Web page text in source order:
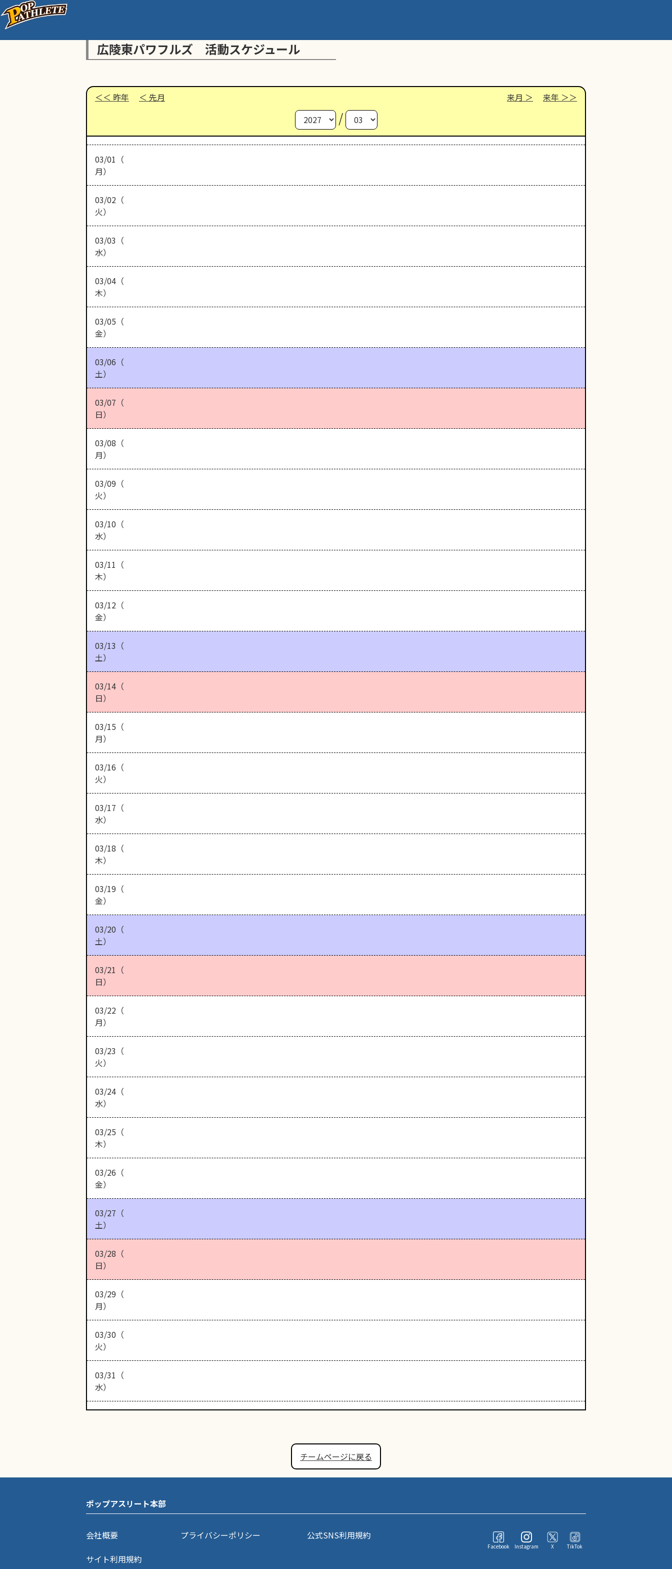
広陵東パワフルズ 活動スケジュール
昨年 先月 来月 来年
/
03/01（
月）
03/02（
火）
03/03（
水）
03/04（
木）
03/05（
金）
03/06（
土）
03/07（
日）
03/08（
月）
03/09（
火）
03/10（
水）
03/11（
木）
03/12（
金）
03/13（
土）
03/14（
日）
03/15（
月）
03/16（
火）
03/17（
水）
03/18（
木）
03/19（
金）
03/20（
土）
03/21（
日）
03/22（
月）
03/23（
火）
03/24（
水）
03/25（
木）
03/26（
金）
03/27（
土）
03/28（
日）
03/29（
月）
03/30（
火）
03/31（
水）
チームページに戻る
ポップアスリート本部
会社概要 プライバシーポリシー
公式SNS利用規約
サイト利用規約
Facebook Instagram X TikTok